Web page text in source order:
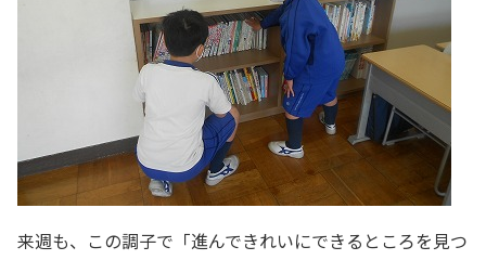
来週も、この調子で「進んできれいにできるところを見つ